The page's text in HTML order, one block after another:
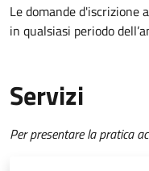
Le domande d'iscrizione
in qualsiasi periodo
Servizi
Per presentare la pratica